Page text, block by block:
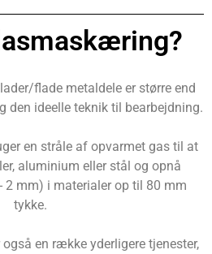
flade metaldele er større end
den ideelle teknik til bearbejdning.
en stråle af opvarmet gas til at
aluminium eller stål og opnå
mm) i materialer op til 80 mm
tykke.
en række yderligere tjenester,